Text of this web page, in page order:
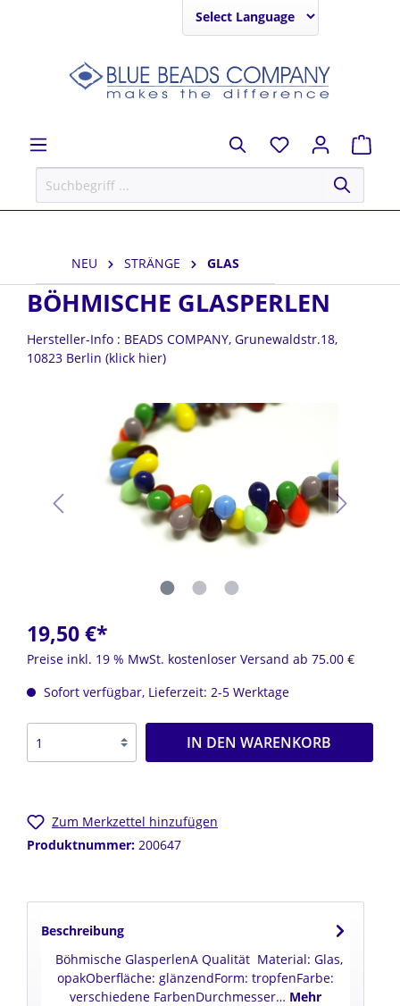
NEU STRÄNGE GLAS
BÖHMISCHE GLASPERLEN
Hersteller-Info : BEADS COMPANY, Grunewaldstr.18,
10823 Berlin (klick hier)
19,50 €*
Preise inkl. 19 % MwSt. kostenloser Versand ab 75.00 €
Sofort verfügbar, Lieferzeit: 2-5 Werktage
IN DEN WARENKORB
Zum Merkzettel hinzufügen
Produktnummer: 200647
Beschreibung
Böhmische GlasperlenA Qualität Material: Glas,
opakOberfläche: glänzendForm: tropfenFarbe:
verschiedene FarbenDurchmesser… Mehr